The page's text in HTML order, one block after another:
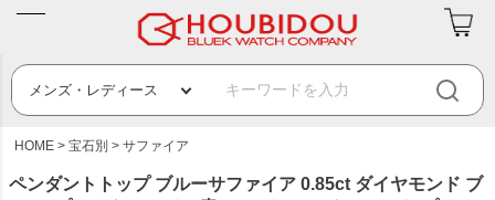
HOME 宝石別 サファイア
ペンダントトップ ブルーサファイア 0.85ct ダイヤモンド ブ